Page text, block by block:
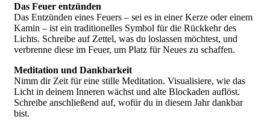
Das Feuer entzünden
Das Entzünden eines Feuers – sei es in einer Kerze oder einem
Kamin – ist ein traditionelles Symbol für die Rückkehr des
Lichts. Schreibe auf Zettel, was du loslassen möchtest, und
verbrenne diese im Feuer, um Platz für Neues zu schaffen.
Meditation und Dankbarkeit
Nimm dir Zeit für eine stille Meditation. Visualisiere, wie das
Licht in deinem Inneren wächst und alte Blockaden auflöst.
Schreibe anschließend auf, wofür du in diesem Jahr dankbar
bist.